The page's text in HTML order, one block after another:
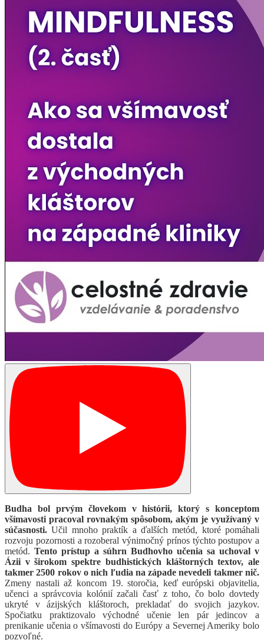
Budha bol prvým človekom v histórii, ktorý s konceptom
všímavosti pracoval rovnakým spôsobom, akým je využívaný v
súčasnosti. Učil mnoho praktík a ďalších metód, ktoré pomáhali
rozvoju pozornosti a rozoberal výnimočný prínos týchto postupov a
metód. Tento prístup a súhrn Budhovho učenia sa uchoval v
Ázii v širokom spektre budhistických kláštorných textov, ale
takmer 2500 rokov o nich ľudia na západe nevedeli takmer nič.
Zmeny nastali až koncom 19. storočia, keď európski objavitelia,
učenci a správcovia kolónií začali časť z toho, čo bolo dovtedy
ukryté v ázijských kláštoroch, prekladať do svojich jazykov.
Spočiatku praktizovalo východné učenie len pár jedincov a
prenikanie učenia o všímavosti do Európy a Severnej Ameriky bolo
pozvoľné.